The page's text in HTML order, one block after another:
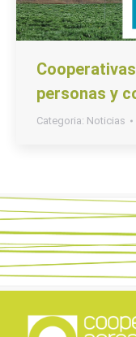
personas y
Categoria: Noticias